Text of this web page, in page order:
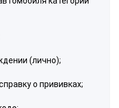
(лично);
о прививках;